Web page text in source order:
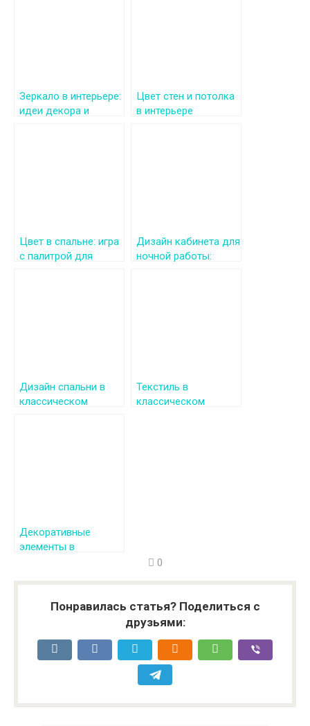
Зеркало в интерьере:
идеи декора и
Цвет стен и потолка
в интерьере
Цвет в спальне: игра
с палитрой для
Дизайн кабинета для
ночной работы:
Дизайн спальни в
классическом
Текстиль в
классическом
Декоративные
элементы в
0
Понравилась статья? Поделиться с
друзьями: